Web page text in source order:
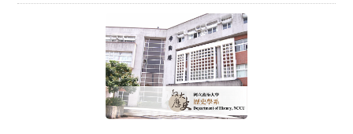
陽所主宰，而愈往西北方向走，早晚氣溫變化就愈大。儘
管有過幾次赴中國大陸旅遊的經驗，這次的行程卻是遠赴
二、三千公里以外的甘肅、青海和新疆，體驗不同於大家
常常聽聞的像是杭州、上海等沿海城市。這一沿路都充滿
浩瀚沙漠、崇山峻嶺、異域風情的「絲路之旅」，將是我
永難遺忘的一次出國旅行。 (檢視全文) 專題報導－李侑儒
2011年八月，我因為參加京都大學人文科學研究所主辦
定勝天。現在，我的思想改變了，成功固然要經過自己的
努力，但是最後要祈求上帝幫助。中國人常說：「謀事在
人，成事在天。」謀事在人就是自己要努力，成事在天就
是靠上天的決定讓自己獲得成功。所以成功的最後一向是
在天而非人。人豈能勝天？另一個啟示是，凡事感恩。一
個人任何一個生活小細節，如呼吸、看報、喝茶、散步、
聊天……等等，都不是理所當然應得應有的。有人氣喘而
代中國思想論述中國族建構的影響。同時藉由釐清分梳百
年來東西跨文化和跨語際互動過程的複雜關係，理解分析
近代中國知識分子面對強勢西方文化價值的糾纏心情。
曾獲國科會人文學及社會科學研究中心補助出版的
《中國古代的醫學、醫史與政治》，則從中國古代醫學論
述、醫制政典和醫史事語等資料的形成脈絡出發，分析其
中體裁、編次、敘事、論斷、寓意，及論述動向，探討晚
為「中國區域社會生態史」。 馬俊亞教授目前任教於南
京大學歴史系，為博士生導師。主要研究領域為中國近代
社會經濟史及區域社會生態史，目前已出版論文六十餘
篇，多刊載於《歷史研究》、（北京）《清華大學學報》
等大陸一級期刊，以及Modern China, Modern Asian
Studies等SSCI期刊。他的代表作《被犧牲的「局部」：
淮北地區社會生態變遷研究》一書甫於2010年由臺大出